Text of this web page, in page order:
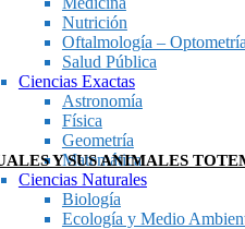
Nutrición
Oftalmología – Optometría
Salud Pública
Ciencias Exactas
Astronomía
Física
Geometría
Matemática
Ciencias Naturales
Biología
Ecología y Medio
Y SUS ANIMALES